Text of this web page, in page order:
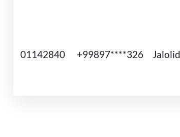
01142840 +99897****326